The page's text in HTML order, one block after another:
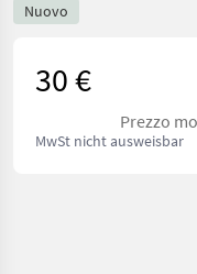
Nuovo
30 €
Prezzo
MwSt nicht ausweisbar